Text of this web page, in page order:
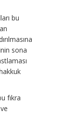
bu
sona
fıkra